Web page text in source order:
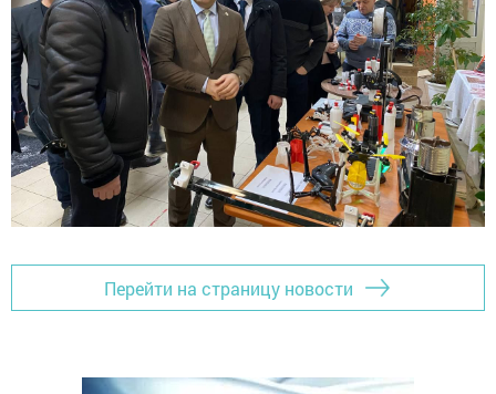
Перейти на страницу новости